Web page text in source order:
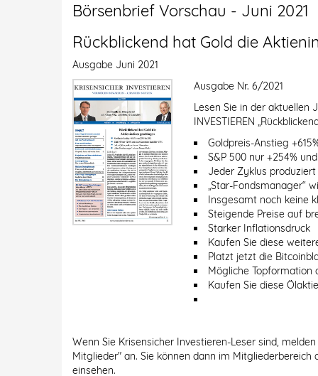
Börsenbrief Vorschau - Juni 2021
Rückblickend hat Gold die
Ausgabe Juni 2021
Ausgabe Nr. 6/2021
Lesen Sie in der aktuellen
INVESTIEREN
Goldpreis-Anstieg
S&P 500 nur +254%
Jeder Zyklus
„Star-Fondsmanager“
Insgesamt noch keine
Steigende Preise auf
Starker Inflationsdruck
Kaufen Sie diese
Platzt jetzt die
Mögliche Topformation
Kaufen Sie diese Ölaktie
Wenn Sie Krisensicher Investieren-Leser sind,
Mitglieder" an. Sie können dann im
einsehen.